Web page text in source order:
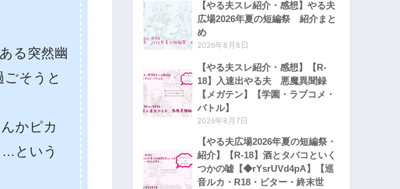
る突然幽
そうと
かピカ
…という
【やる夫スレ紹介・感想】やる夫
広場2026年夏の短編祭 紹介まと
め
2026年8月8日
【やる夫スレ紹介・感想】【R-
18】入速出やる夫 悪魔異聞録
【メガテン】【学園・ラブコメ・
バトル】
2026年8月7日
【やる夫広場2026年夏の短編祭・
紹介】【R-18】酒とタバコといく
つかの嘘【◆rYsrUVd4pA】【巡
音ルカ・R18・ビター・終末世